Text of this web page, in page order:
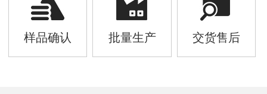
样品确认 批量生产 交货售后